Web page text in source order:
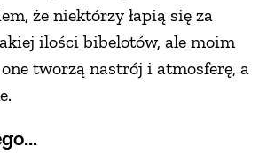
że niektórzy łapią się za
ilości bibelotów, ale moim
tworzą nastrój i atmosferę, a